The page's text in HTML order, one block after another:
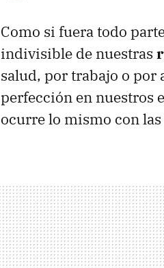
Como si fuera todo
indivisible de nuestras
salud, por trabajo o por
perfección en nuestros
ocurre lo mismo con las